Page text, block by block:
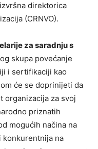
direktorica
(CRNVO).
za saradnju s
skupa povećanje
i sertifikaciji kao
će se doprinijeti da
organizacija za svoj
priznatih
mogućih načina na
konkurentnija na